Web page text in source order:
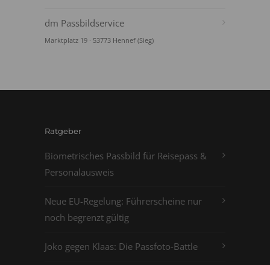
dm Passbildservice
Marktplatz 19 · 53773 Hennef (Sieg)
Ratgeber
Biometrisches Passbild für Reisepass &
Personalausweis
Neue EU-Regelung: Führerscheine nur
noch begrenzt gültig
Joko gegen Klaas: Die Passfoto-Battle